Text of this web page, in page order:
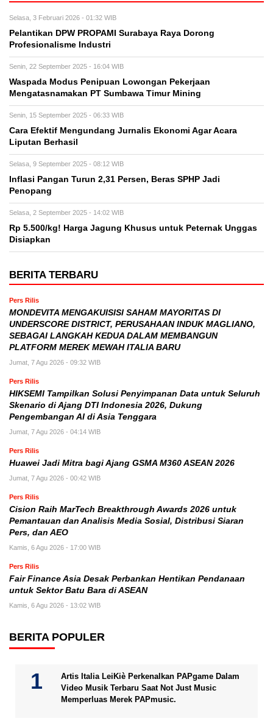
Selasa, 3 Februari 2026 - 01:32 WIB
Pelantikan DPW PROPAMI Surabaya Raya Dorong
Profesionalisme Industri
Senin, 22 September 2025 - 16:04 WIB
Waspada Modus Penipuan Lowongan Pekerjaan
Mengatasnamakan PT Sumbawa Timur Mining
Senin, 15 September 2025 - 06:33 WIB
Cara Efektif Mengundang Jurnalis Ekonomi Agar Acara
Liputan Berhasil
Selasa, 9 September 2025 - 08:12 WIB
Inflasi Pangan Turun 2,31 Persen, Beras SPHP Jadi
Penopang
Selasa, 2 September 2025 - 14:02 WIB
Rp 5.500/kg! Harga Jagung Khusus untuk Peternak Unggas
Disiapkan
BERITA TERBARU
Pers Rilis
MONDEVITA MENGAKUISISI SAHAM MAYORITAS DI
UNDERSCORE DISTRICT, PERUSAHAAN INDUK MAGLIANO,
SEBAGAI LANGKAH KEDUA DALAM MEMBANGUN
PLATFORM MEREK MEWAH ITALIA BARU
Jumat, 7 Agu 2026 - 09:32 WIB
Pers Rilis
HIKSEMI Tampilkan Solusi Penyimpanan Data untuk Seluruh
Skenario di Ajang DTI Indonesia 2026, Dukung
Pengembangan AI di Asia Tenggara
Jumat, 7 Agu 2026 - 04:14 WIB
Pers Rilis
Huawei Jadi Mitra bagi Ajang GSMA M360 ASEAN 2026
Jumat, 7 Agu 2026 - 00:42 WIB
Pers Rilis
Cision Raih MarTech Breakthrough Awards 2026 untuk
Pemantauan dan Analisis Media Sosial, Distribusi Siaran
Pers, dan AEO
Kamis, 6 Agu 2026 - 17:00 WIB
Pers Rilis
Fair Finance Asia Desak Perbankan Hentikan Pendanaan
untuk Sektor Batu Bara di ASEAN
Kamis, 6 Agu 2026 - 13:02 WIB
BERITA POPULER
Artis Italia LeiKiè Perkenalkan PAPgame Dalam
Video Musik Terbaru Saat Not Just Music
Memperluas Merek PAPmusic.